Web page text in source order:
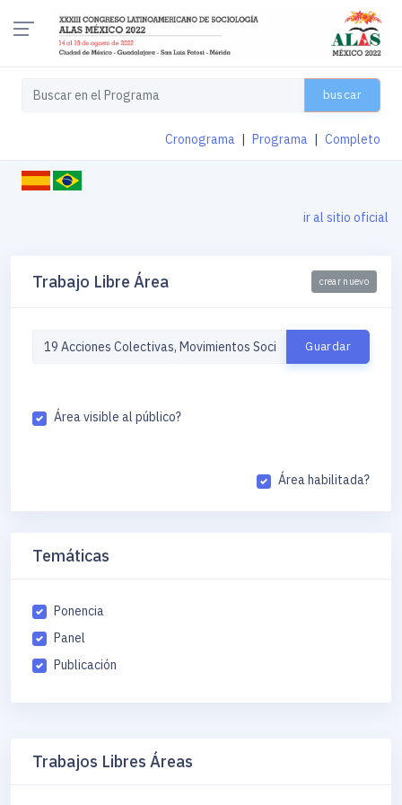
buscar
Cronograma Programa Completo
ir al sitio oficial
Trabajo Libre Área crear nuevo
Área visible al público?
Área habilitada?
Temáticas
Ponencia
Panel
Publicación
Trabajos Libres Áreas